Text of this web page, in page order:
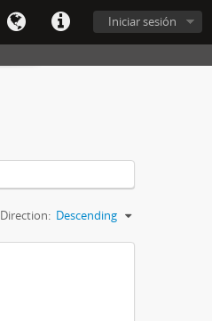
Iniciar sesión
Direction: Descending